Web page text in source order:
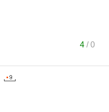
4/0